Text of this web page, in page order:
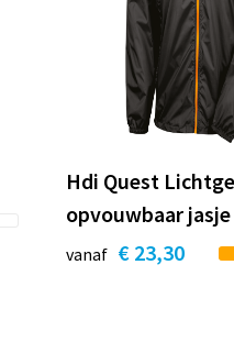
Hdi Quest
opvouwbaar jasje
vanaf € 23,30